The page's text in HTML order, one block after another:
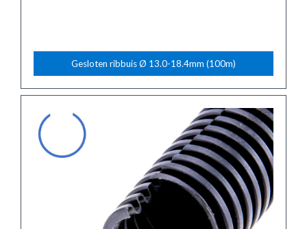
Gesloten ribbuis Ø 13.0-18.4mm (100m)